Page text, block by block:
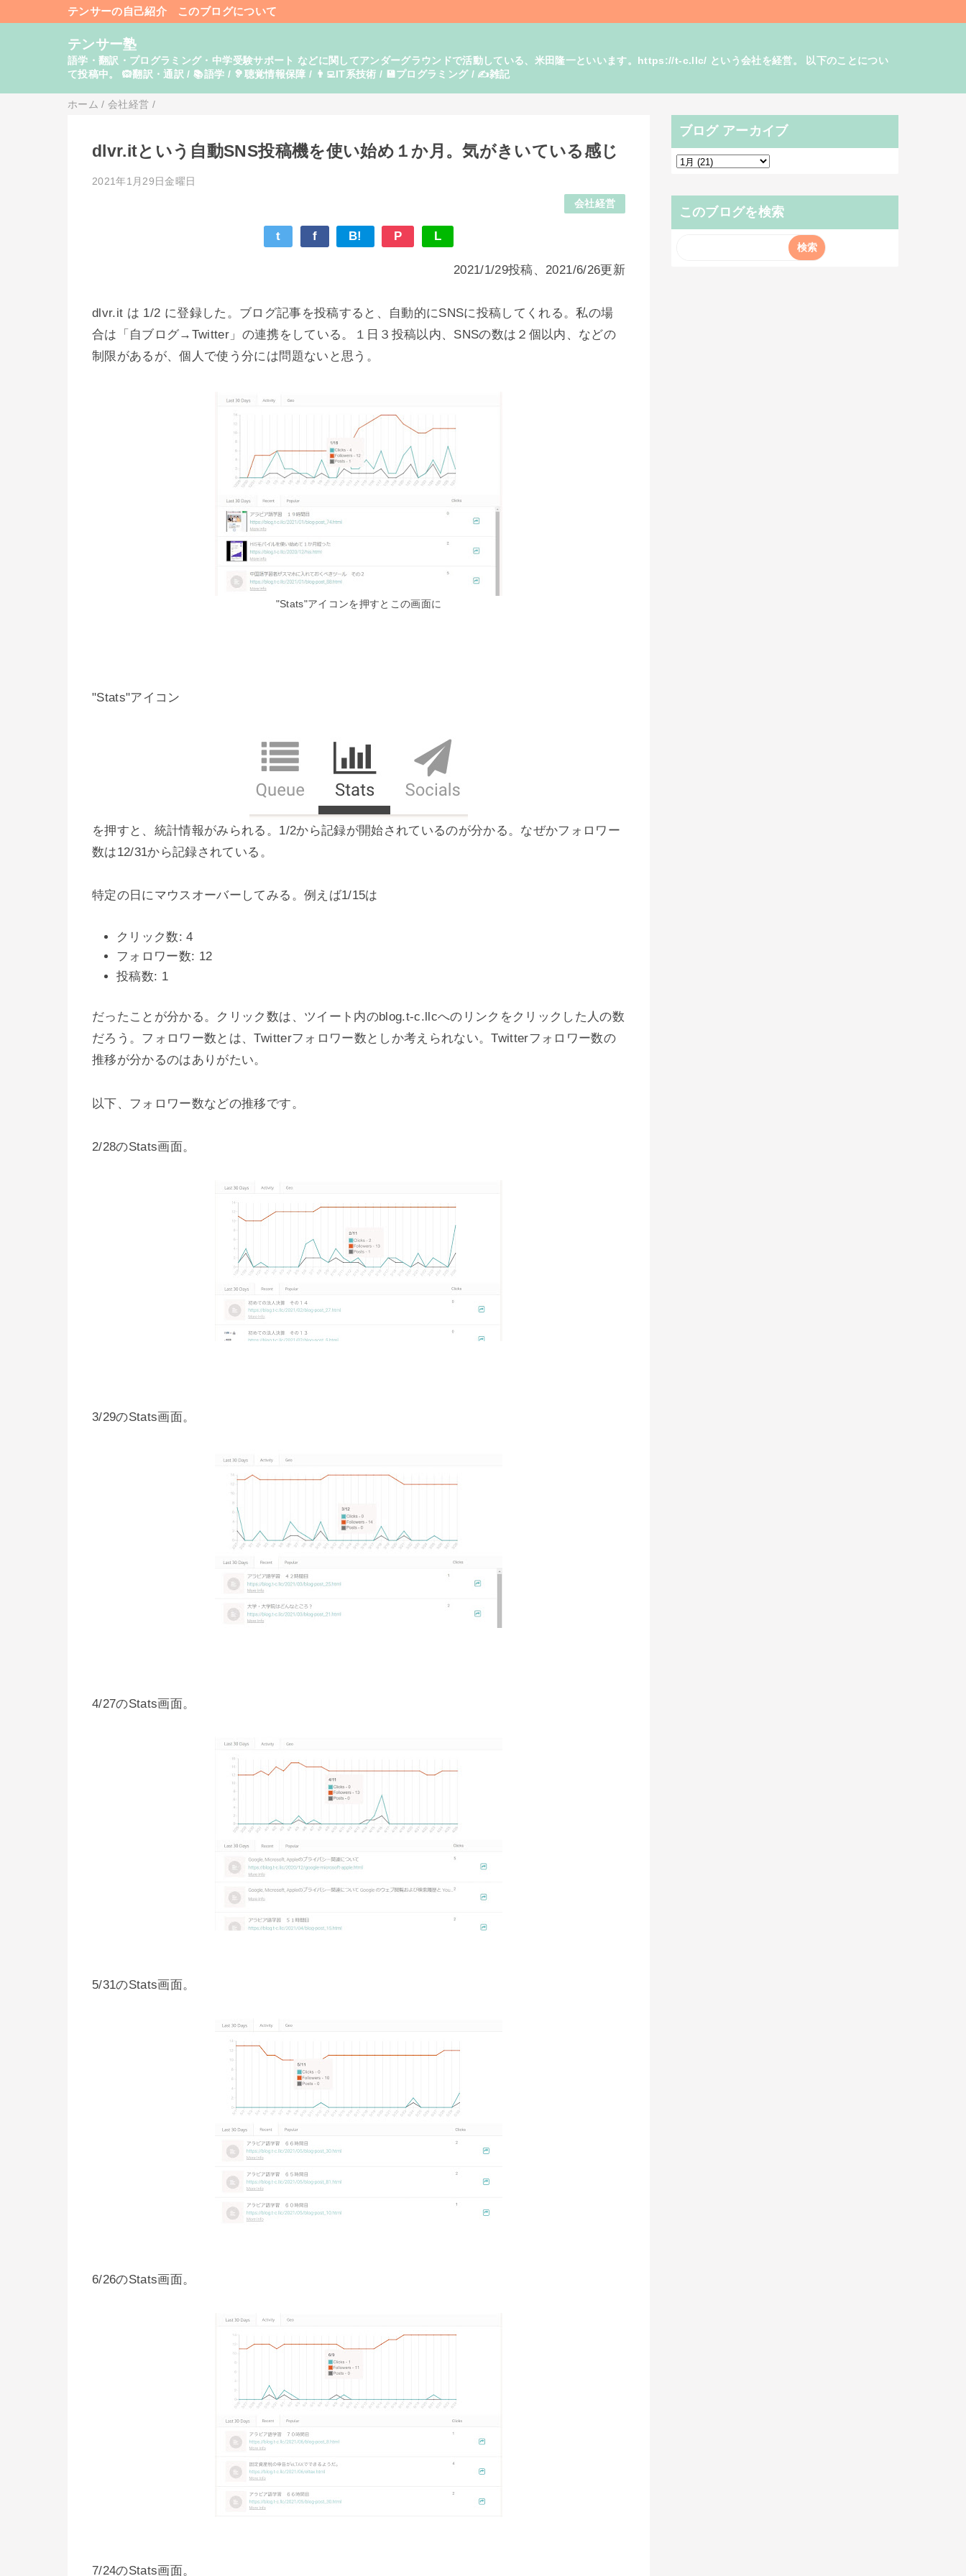
テンサーの自己紹介 このブログについて
テンサー塾
語学・翻訳・プログラミング・中学受験サポート などに関してアンダーグラウンドで活動している、米田隆一といいます。https://t-c.llc/ という会社を経営。 以下のことについ
て投稿中。 🙉翻訳・通訳 / 📚語学 / 🦻聴覚情報保障 / 👨‍💻IT系技術 / 💾プログラミング / ✍️雑記
ホーム /会社経営 /
dlvr.itという自動SNS投稿機を使い始め１か月。気がきいている感じ
2021年1月29日金曜日
会社経営
t f B! P L
2021/1/29投稿、2021/6/26更新
dlvr.it は 1/2 に登録した。ブログ記事を投稿すると、自動的にSNSに投稿してくれる。私の場
合は「自ブログ→Twitter」の連携をしている。１日３投稿以内、SNSの数は２個以内、などの
制限があるが、個人で使う分には問題ないと思う。
"Stats"アイコンを押すとこの画面に
"Stats"アイコン
を押すと、統計情報がみられる。1/2から記録が開始されているのが分かる。なぜかフォロワー
数は12/31から記録されている。
特定の日にマウスオーバーしてみる。例えば1/15は
クリック数: 4
フォロワー数: 12
投稿数: 1
だったことが分かる。クリック数は、ツイート内のblog.t-c.llcへのリンクをクリックした人の数
だろう。フォロワー数とは、Twitterフォロワー数としか考えられない。Twitterフォロワー数の
推移が分かるのはありがたい。
以下、フォロワー数などの推移です。
2/28のStats画面。
3/29のStats画面。
4/27のStats画面。
5/31のStats画面。
6/26のStats画面。
7/24のStats画面。
ブログ アーカイブ
このブログを検索